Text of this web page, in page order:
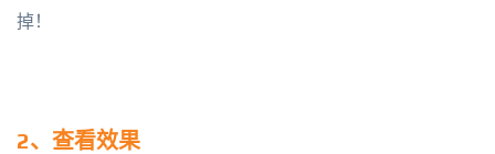
掉！
2、查看效果